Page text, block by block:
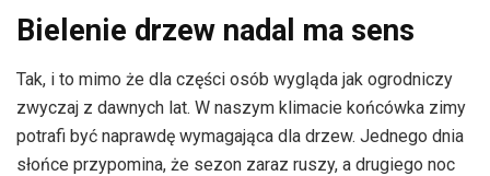
Bielenie drzew nadal ma sens
Tak, i to mimo że dla części osób wygląda jak ogrodniczy
zwyczaj z dawnych lat. W naszym klimacie końcówka zimy
potrafi być naprawdę wymagająca dla drzew. Jednego dnia
słońce przypomina, że sezon zaraz ruszy, a drugiego noc